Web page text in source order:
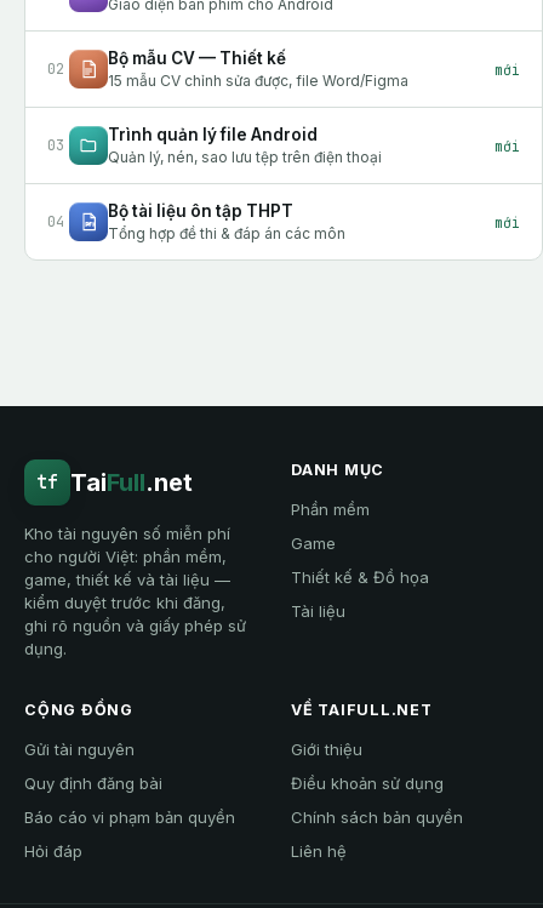
Giao diện bàn phím cho Android
02
Bộ mẫu CV — Thiết kế
15 mẫu CV chỉnh sửa được, file Word/Figma
mới
03
Trình quản lý file Android
Quản lý, nén, sao lưu tệp trên điện thoại
mới
04
Bộ tài liệu ôn tập THPT
Tổng hợp đề thi & đáp án các môn
mới
tf TaiFull.net
Kho tài nguyên số miễn phí
cho người Việt: phần mềm,
game, thiết kế và tài liệu —
kiểm duyệt trước khi đăng,
ghi rõ nguồn và giấy phép sử
dụng.
DANH MỤC
Phần mềm
Game
Thiết kế & Đồ họa
Tài liệu
CỘNG ĐỒNG
Gửi tài nguyên
Quy định đăng bài
Báo cáo vi phạm bản quyền
Hỏi đáp
VỀ TAIFULL.NET
Giới thiệu
Điều khoản sử dụng
Chính sách bản quyền
Liên hệ